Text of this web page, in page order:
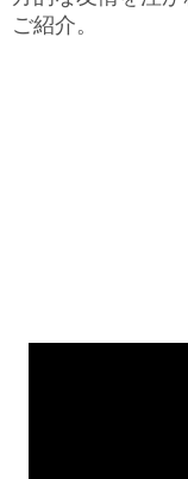
ご紹介。